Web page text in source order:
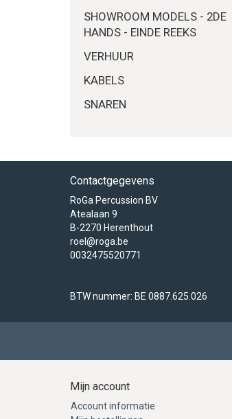
SHOWROOM MODELS - 2DE
HANDS - EINDE REEKS
VERHUUR
KABELS
SNAREN
Contactgegevens
RoGa Percussion BV
Atealaan 9
B-2270 Herenthout
roel@roga.be
0032475520771
BTW nummer: BE 0887.625.026
Mijn account
Account informatie